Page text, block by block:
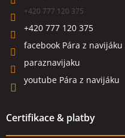
+420 777 120 375
+420 777 120 375
facebook Pára z navijáku
paraznavijaku
youtube Pára z navijáku
Certifikace & platby